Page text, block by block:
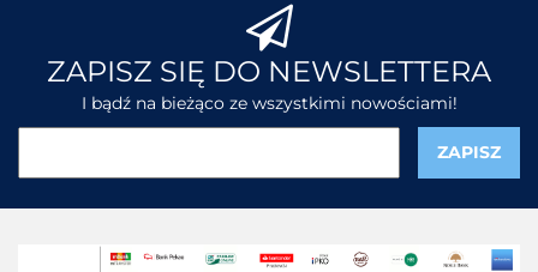
ZAPISZ SIĘ DO NEWSLETTERA
I bądź na bieżąco ze wszystkimi nowościami!